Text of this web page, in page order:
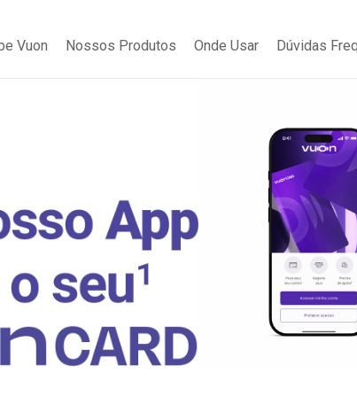
Vuon Nossos Produtos Onde Usar Dúvidas